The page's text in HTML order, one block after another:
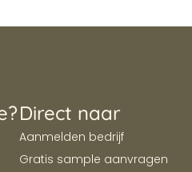
Direct naar
Aanmelden bedrijf
Gratis sample aanvragen